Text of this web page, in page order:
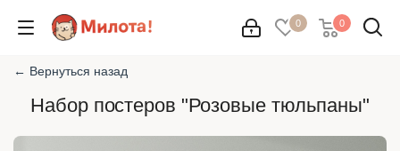
0 0
← Вернуться назад
Набор постеров "Розовые тюльпаны"